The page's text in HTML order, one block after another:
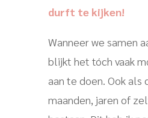
durft te kijken!
Wanneer we samen
blijkt het tóch vaak
aan te doen. Ook als
maanden, jaren of